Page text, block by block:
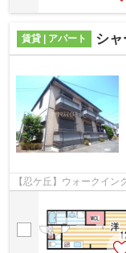
賃貸 | アパート シ
【忍ケ丘】ウォークイ